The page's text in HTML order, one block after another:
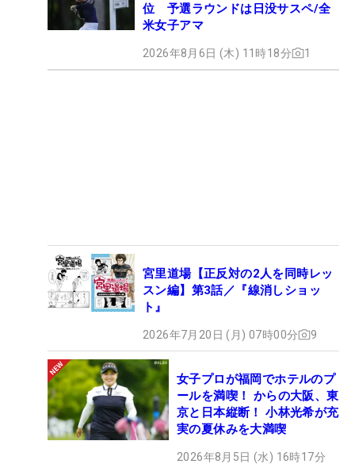
位 予選ラウンドは日没サスペ/全
米女子アマ
2026年8月6日 (木) 11時18分 1
宮里道場【正反対の2人を同時レッ
スン編】第3話／『線消しショッ
ト』
2026年7月20日 (月) 07時00分 9
女子プロが福岡でホテルのプ
ールを満喫！ からの大阪、東
京と日本縦断！ 小林光希が充
実の夏休みを大満喫
2026年8月5日 (水) 16時17分